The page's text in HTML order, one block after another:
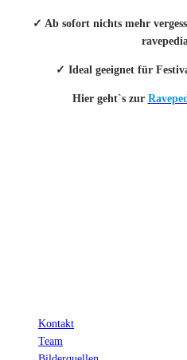
✓ Ab sofort nichts mehr
✓ Ideal geeignet für
Hier geht`s zur
Kontakt
Team